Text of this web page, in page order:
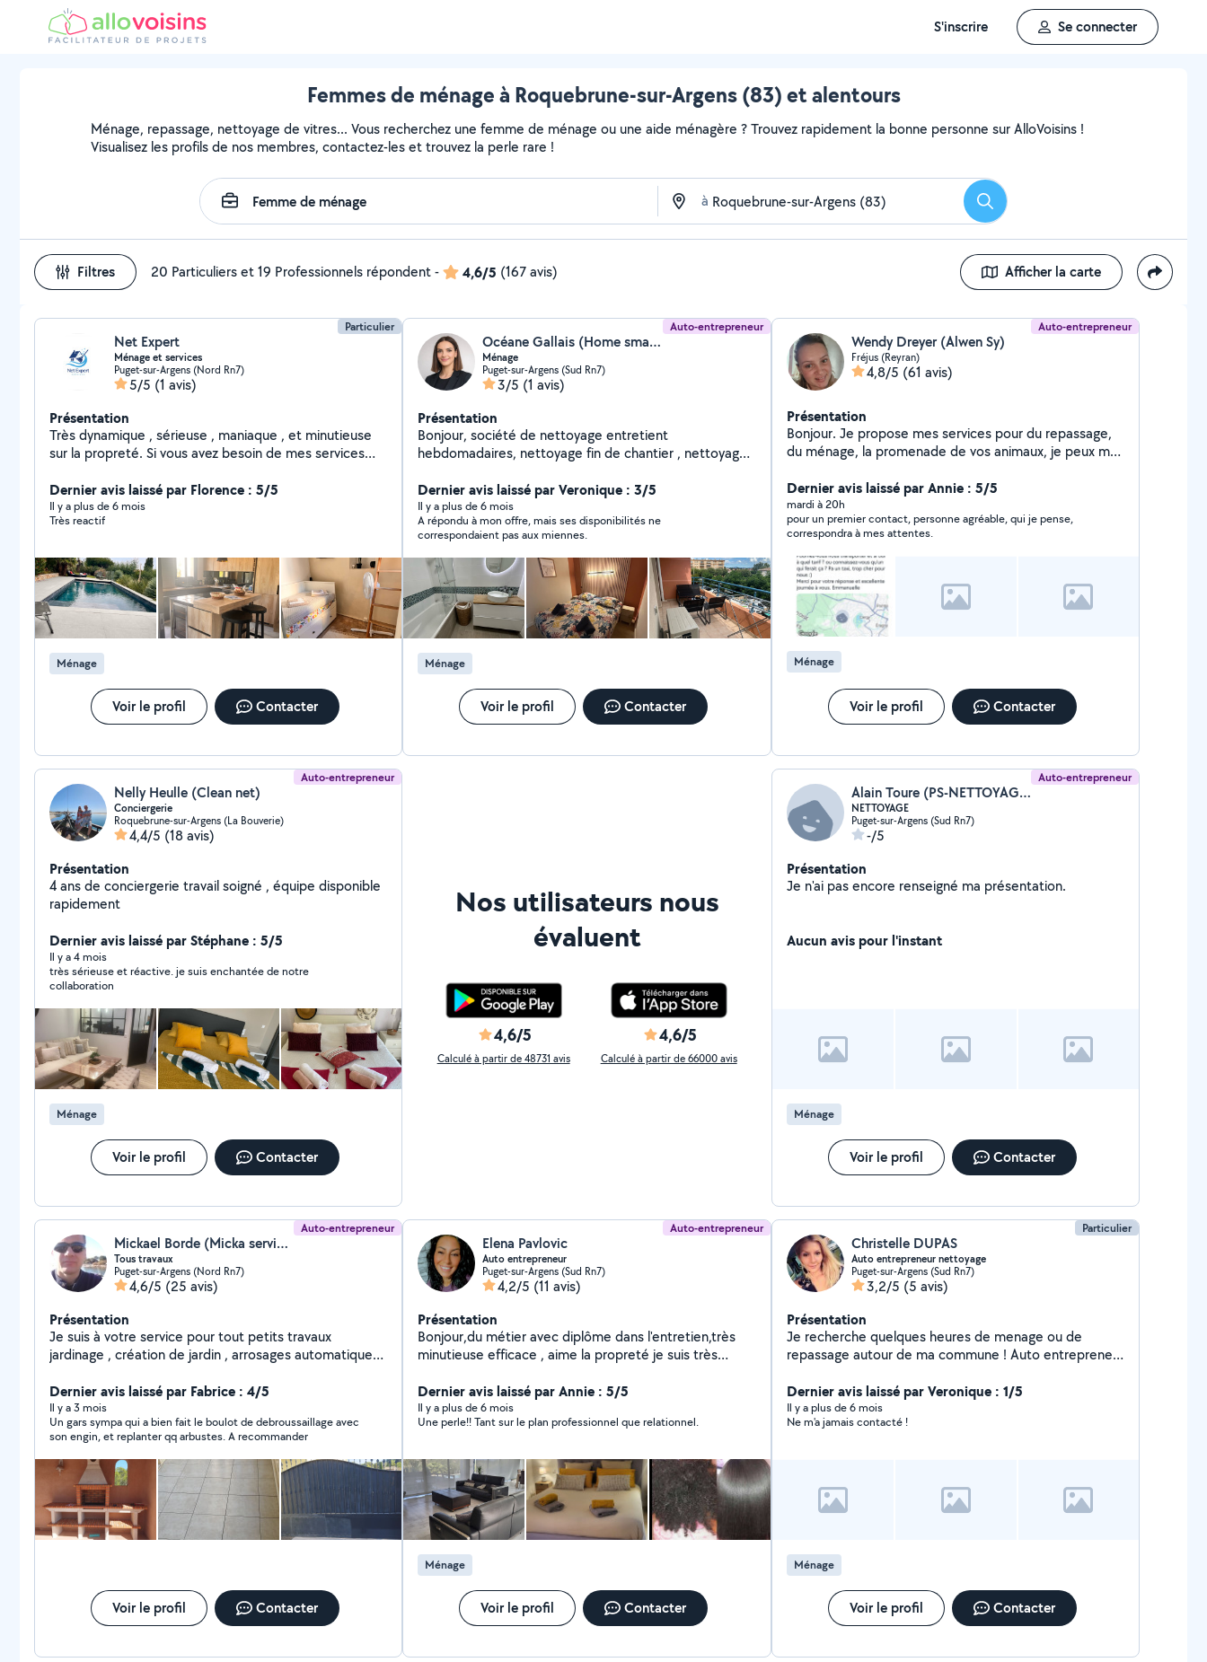
S'inscrire Se connecter
Femmes de ménage à Roquebrune-sur-Argens (83) et alentours
Ménage, repassage, nettoyage de vitres... Vous recherchez une femme de ménage ou une aide ménagère ? Trouvez rapidement la bonne personne sur AlloVoisins !
Visualisez les profils de nos membres, contactez-les et trouvez la perle rare !
à Rechercher
Filtres 20 Particuliers et 19 Professionnels répondent- 4,6/5 (167 avis) Afficher la carte
Particulier
Net Expert
Ménage et services
Puget-sur-Argens (Nord Rn7)
5/5 (1 avis)
Présentation
Très dynamique , sérieuse , maniaque , et minutieuse
sur la propreté. Si vous avez besoin de mes services
votre repassage ,aide aux courses c'est avec plaisir que
je vous y aiderai . Je suis disponible chaque jour de la
semaine , matin ou après midi à votre convenance.
argens , le muy , saint Aygulf .
Dernier avis laissé par Florence : 5/5
Il y a plus de 6 mois
Très reactif
Ménage
Voir le profil Contacter
Auto-entrepreneur
Océane Gallais (Home smart clean)
Ménage
Puget-sur-Argens (Sud Rn7)
3/5 (1 avis)
Présentation
Bonjour, société de nettoyage entretient
hebdomadaires, nettoyage fin de chantier , nettoyage
Dernier avis laissé par Veronique : 3/5
Il y a plus de 6 mois
A répondu à mon offre, mais ses disponibilités ne
correspondaient pas aux miennes.
Ménage
Voir le profil Contacter
Auto-entrepreneur
Wendy Dreyer (Alwen Sy)
Fréjus (Reyran)
4,8/5 (61 avis)
Présentation
Bonjour. Je propose mes services pour du repassage,
du ménage, la promenade de vos animaux, je peux me
N'hésitez surtout pas à me contacter. Je suis
disponible quand vous le souhaitez. Mon mari peut
également être disponible pour de la manutention, de
l'aide pour des déménagements. Merci à vous
Dernier avis laissé par Annie : 5/5
mardi à 20h
pour un premier contact, personne agréable, qui je pense,
correspondra à mes attentes.
Ménage
Voir le profil Contacter
Auto-entrepreneur
Nelly Heulle (Clean net)
Conciergerie
Roquebrune-sur-Argens (La Bouverie)
4,4/5 (18 avis)
Présentation
4 ans de conciergerie travail soigné , équipe disponible
rapidement
Dernier avis laissé par Stéphane : 5/5
Il y a 4 mois
très sérieuse et réactive. je suis enchantée de notre
collaboration
Ménage
Voir le profil Contacter
Nos utilisateurs nous
évaluent
4,6/5
Calculé à partir de 48731 avis
4,6/5
Calculé à partir de 66000 avis
Auto-entrepreneur
Alain Toure (PS-NETTOYAGE)
NETTOYAGE
Puget-sur-Argens (Sud Rn7)
-/5
Présentation
Je n'ai pas encore renseigné ma présentation.
Aucun avis pour l'instant
Ménage
Voir le profil Contacter
Auto-entrepreneur
Mickael Borde (Micka service)
Tous travaux
Puget-sur-Argens (Nord Rn7)
4,6/5 (25 avis)
Présentation
Je suis à votre service pour tout petits travaux
jardinage , création de jardin , arrosages automatiques
entretien de piscines,et petit bricolage, n'hésitez pas à
me contacter mc
Dernier avis laissé par Fabrice : 4/5
Il y a 3 mois
Un gars sympa qui a bien fait le boulot de debroussaillage avec
son engin, et replanter qq arbustes. A recommander
Voir le profil Contacter
Auto-entrepreneur
Elena Pavlovic
Auto entrepreneur
Puget-sur-Argens (Sud Rn7)
4,2/5 (11 avis)
Présentation
Bonjour,du métier avec diplôme dans l'entretien,très
minutieuse efficace , aime la propreté je suis très
réalise également les fin de chantiers ,voiture ,vitres,
rbnb,bureau, villa......je suis aussi dans le.metier de la
cuisine
Dernier avis laissé par Annie : 5/5
Il y a plus de 6 mois
Une perle!! Tant sur le plan professionnel que relationnel.
Ménage
Voir le profil Contacter
Particulier
Christelle DUPAS
Auto entrepreneur nettoyage
Puget-sur-Argens (Sud Rn7)
3,2/5 (5 avis)
Présentation
Je recherche quelques heures de menage ou de
repassage autour de ma commune ! Auto entrepreneur
Dernier avis laissé par Veronique : 1/5
Il y a plus de 6 mois
Ne m'a jamais contacté !
Ménage
Voir le profil Contacter